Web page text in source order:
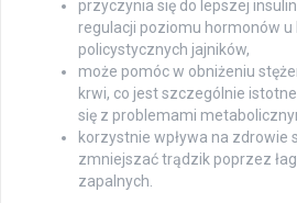
przyczynia się do lepszej
regulacji poziomu hormonów u
policystycznych jajników,
może pomóc w obniżeniu
krwi, co jest szczególnie
się z problemami
korzystnie wpływa na zdrowie
zmniejszać trądzik poprzez
zapalnych.